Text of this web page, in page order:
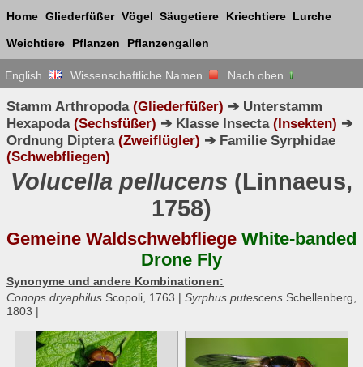
Home Gliederfüßer Vögel Säugetiere Kriechtiere Lurche
Weichtiere Pflanzen Pflanzengallen
English Wissenschaftliche Namen Nach oben
Stamm Arthropoda (Gliederfüßer) ➔ Unterstamm
Hexapoda(Sechsfüßer) ➔ Klasse Insecta(Insekten) ➔
Ordnung Diptera(Zweiflügler) ➔ Familie Syrphidae
(Schwebfliegen)
Volucella pellucens (Linnaeus,
1758)
Gemeine Waldschwebfliege White-banded
Drone Fly
Synonyme und andere Kombinationen:
Conops dryaphilus Scopoli, 1763 | Syrphus putescens Schellenberg,
1803 |